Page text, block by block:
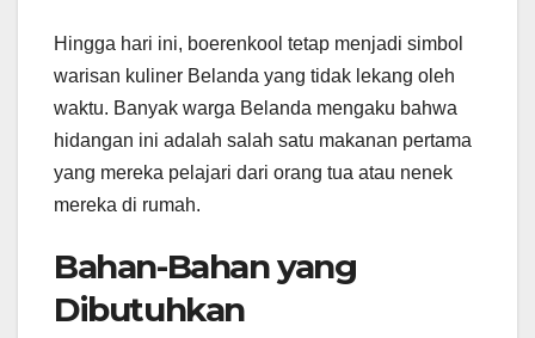
Hingga hari ini, boerenkool tetap menjadi simbol
warisan kuliner Belanda yang tidak lekang oleh
waktu. Banyak warga Belanda mengaku bahwa
hidangan ini adalah salah satu makanan pertama
yang mereka pelajari dari orang tua atau nenek
mereka di rumah.
Bahan-Bahan yang
Dibutuhkan